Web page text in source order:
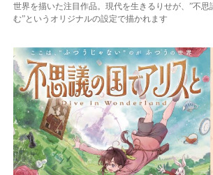
世界を描いた注目作品。 現代を生きるりせが、”不思
む”というオリジナルの設定で描かれます